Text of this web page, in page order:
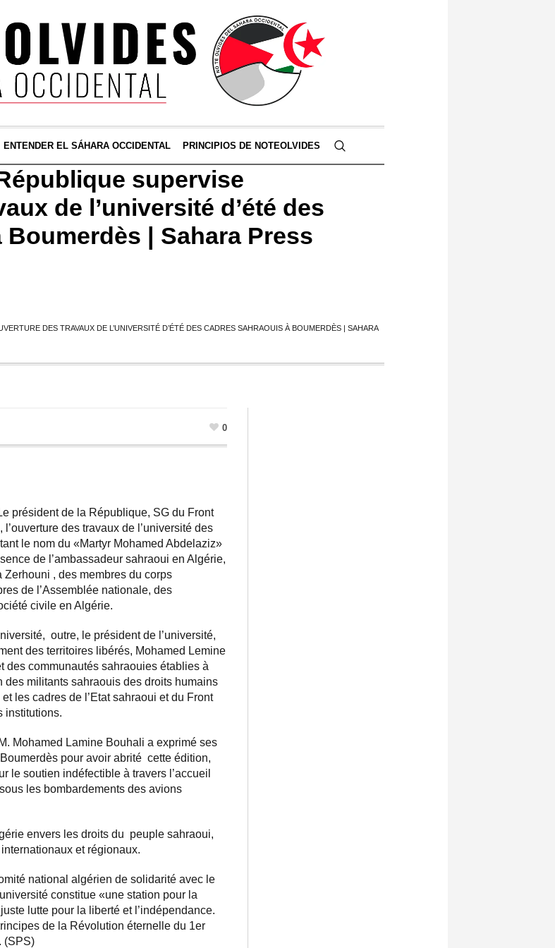
ENTENDER EL SÁHARA OCCIDENTAL PRINCIPIOS DE NOTEOLVIDES
supervise
de l’université d’été des
| Sahara Press
DES TRAVAUX DE L’UNIVERSITÉ D’ÉTÉ DES CADRES SAHRAOUIS À BOUMERDÈS | SAHARA
0
président de la République, SG du Front
des travaux de l’université des
le nom du «Martyr Mohamed Abdelaziz»
de l’ambassadeur sahraoui en Algérie,
, des membres du corps
de l’Assemblée nationale, des
civile en Algérie.
outre, le président de l’université,
des territoires libérés, Mohamed Lemine
des communautés sahraouies établies à
des militants sahraouis des droits humains
les cadres de l’Etat sahraoui et du Front
institutions.
Mohamed Lamine Bouhali a exprimé ses
pour avoir abrité cette édition,
le soutien indéfectible à travers l’accueil
les bombardements des avions
envers les droits du peuple sahraoui,
et régionaux.
national algérien de solidarité avec le
constitue «une station pour la
lutte pour la liberté et l’indépendance.
de la Révolution éternelle du 1er
(SPS)